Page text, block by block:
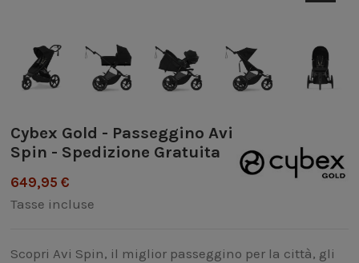
Cybex Gold - Passeggino Avi
Spin - Spedizione Gratuita
649,95 €
Tasse incluse
Scopri Avi Spin, il miglior passeggino per la città, gli